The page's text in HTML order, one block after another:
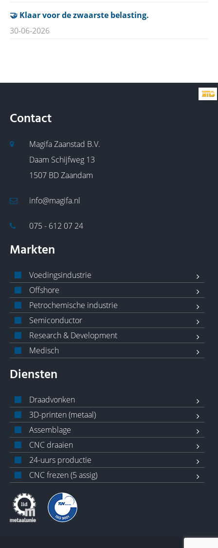
🤝 Klaar voor de zwaarste belasting.
30-06-2026
Contact
Magifa Zaanstad B.V.
Daam Schijfweg 13
1507 BD Zaandam
info@magifa.nl
075 - 612 07 24
Markten
Voedingsindustrie
Offshore
Petrochemische industrie
Semiconductor
Research & Development
Medisch
Diensten
Draadvonken
3D-printen (metaal)
Assemblage
CNC draaien
24-uurs productie
CNC frezen (5 assig)